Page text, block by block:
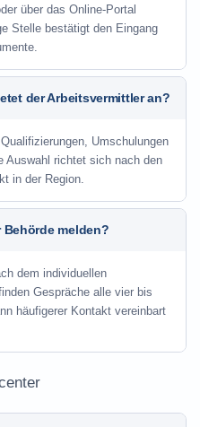
über das Online-Portal
Stelle bestätigt den Eingang
der Arbeitsvermittler an?
Umschulungen
Auswahl richtet sich nach den
in der Region.
melden?
dem individuellen
Gespräche alle vier bis
häufigerer Kontakt vereinbart